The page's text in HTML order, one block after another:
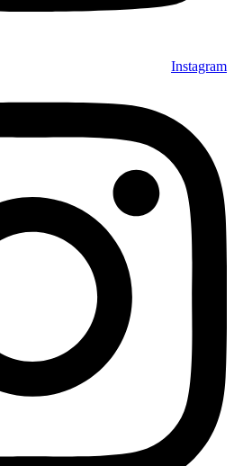
Instagram